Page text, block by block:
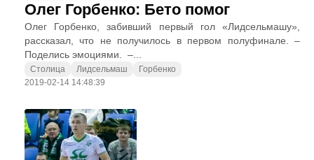
Олег Горбенко: Бето помог
Олег Горбенко, забивший первый гол «Лидсельмашу»,
рассказал, что не получилось в первом полуфинале. –
Поделись эмоциями. –...
Столица Лидсельмаш
Горбенко
2019-02-14 14:48:39